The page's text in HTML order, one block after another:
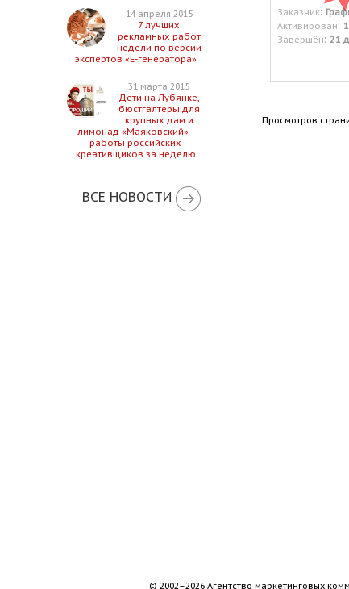
14 апреля 2015
7 лучших
рекламных работ
недели по версии
экспертов «Е-генератора»
31 марта 2015
Дети на Лубянке,
бюстгалтеры для
крупных дам и
лимонад «Маяковский» -
работы российских
креативщиков за неделю
ВСЕ НОВОСТИ
Заказчик:
Активирован:
Завершён: 21
Просмотров
© 2002–2026 Агентство маркетинговых